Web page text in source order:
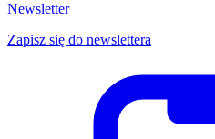
Newsletter
Zapisz się do newslettera